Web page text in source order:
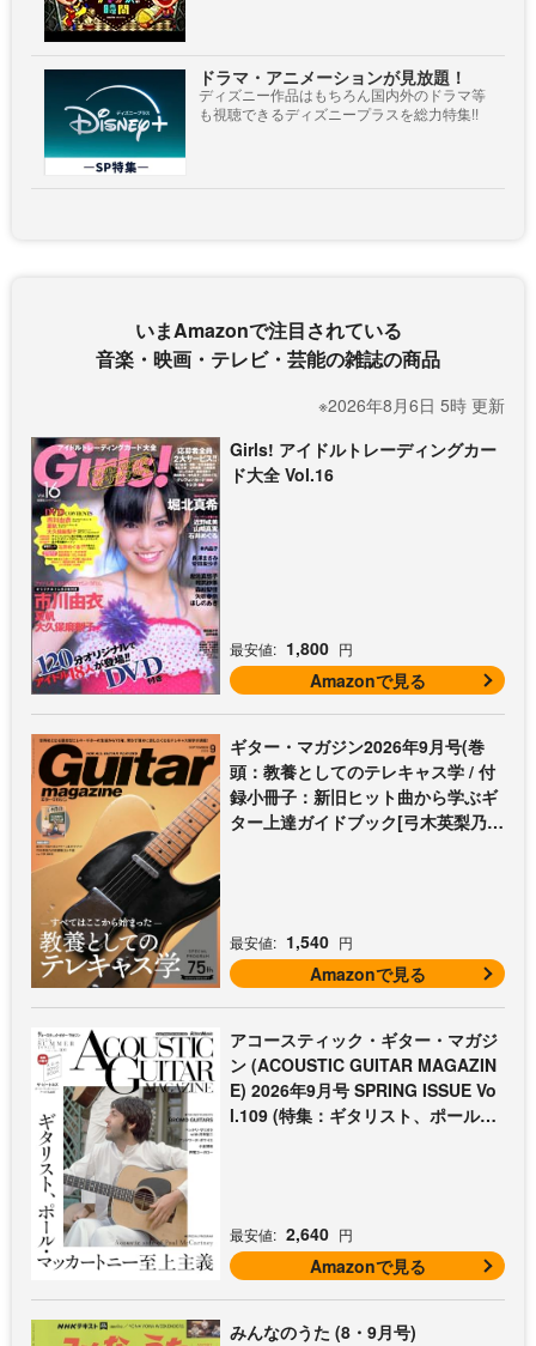
ドラマ・アニメーションが見放題！
ディズニー作品はもちろん国内外のドラマ等
も視聴できるディズニープラスを総力特集!!
いまAmazonで注目されている
音楽・映画・テレビ・芸能の雑誌の商品
※2026年8月6日 5時 更新
Girls! アイドルトレーディングカー
ド大全 Vol.16
最安値: 1,800 円
Amazonで見る
ギター・マガジン2026年9月号(巻
頭：教養としてのテレキャス学 / 付
録小冊子：新旧ヒット曲から学ぶギ
ター上達ガイドブック[弓木英梨乃の
最安値: 1,540 円
Amazonで見る
アコースティック・ギター・マガジ
ン (ACOUSTIC GUITAR MAGAZIN
E) 2026年9月号 SPRING ISSUE Vo
l.109 (特集：ギタリスト、ポール・
最安値: 2,640 円
Amazonで見る
みんなのうた (8・9月号)